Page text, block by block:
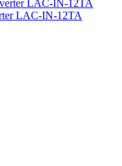
LAC-IN-12TA